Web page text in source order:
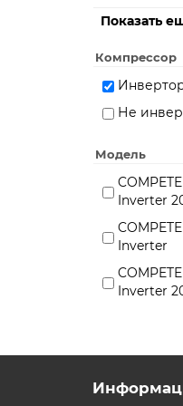
Tosot
Показать
Компрессор
Не
Модель
Inverter
Inverter
Inverter
MDT2II